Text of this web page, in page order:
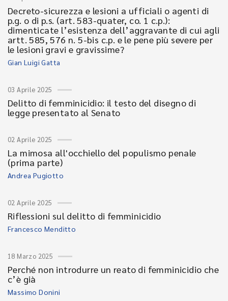
Decreto-sicurezza e lesioni a ufficiali o agenti di
p.g. o di p.s. (art. 583-quater, co. 1 c.p.):
dimenticate l’esistenza dell’aggravante di cui agli
artt. 585, 576 n. 5-bis c.p. e le pene più severe per
le lesioni gravi e gravissime?
Gian Luigi Gatta
03 Aprile 2025
Delitto di femminicidio: il testo del disegno di
legge presentato al Senato
02 Aprile 2025
La mimosa all'occhiello del populismo penale
(prima parte)
Andrea Pugiotto
02 Aprile 2025
Riflessioni sul delitto di femminicidio
Francesco Menditto
18 Marzo 2025
Perché non introdurre un reato di femminicidio che
c’è già
Massimo Donini